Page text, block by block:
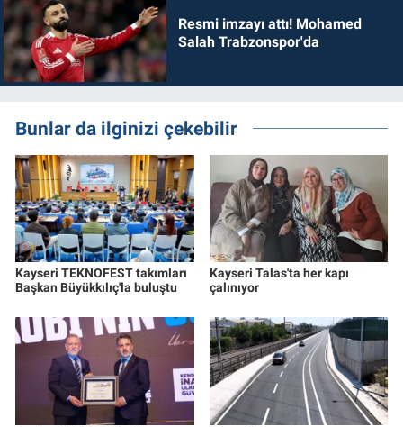
Resmi imzayı attı! Mohamed
Salah Trabzonspor'da
Bunlar da ilginizi çekebilir
Kayseri TEKNOFEST takımları
Başkan Büyükkılıç'la buluştu
Kayseri Talas'ta her kapı
çalınıyor